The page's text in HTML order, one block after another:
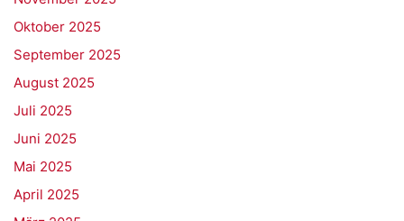
Oktober 2025
September 2025
August 2025
Juli 2025
Juni 2025
Mai 2025
April 2025